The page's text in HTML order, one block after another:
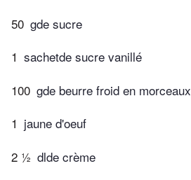
50 gde sucre
1 sachetde sucre vanillé
100 gde beurre froid en morceaux
1 jaune d'oeuf
2 ½ dlde crème